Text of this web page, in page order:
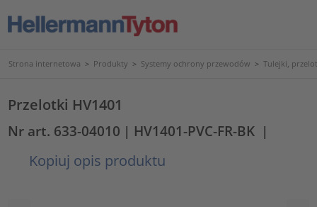
Strona internetowa > Produkty > Systemy ochrony przewodów > Tulejki,
Przelotki HV1401
Nr art. 633-04010 | HV1401-PVC-FR-BK |
Kopiuj opis produktu